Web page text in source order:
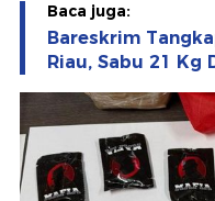
Baca juga:
Bareskrim
Riau, Sabu 21 Kg